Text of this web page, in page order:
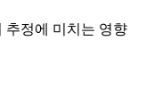
추정에 미치는 영향